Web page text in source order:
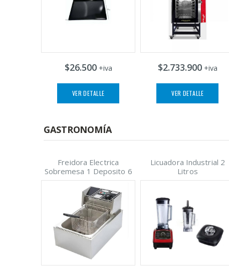
$26.500+iva
VER DETALLE
$2.733.900+iva
VER DETALLE
GASTRONOMÍA
Freidora Electrica
Sobremesa 1 Deposito 6
Licuadora Industrial 2
Litros